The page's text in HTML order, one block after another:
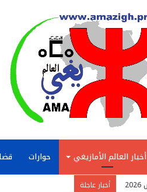
أخبار العالم الأمازيغي حوارات
أخبار عاجلة